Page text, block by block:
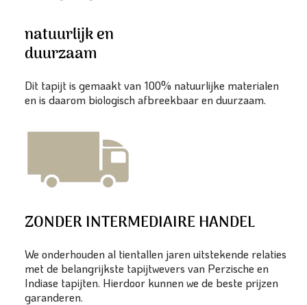
natuurlijk en
duurzaam
Dit tapijt is gemaakt van 100% natuurlijke materialen
en is daarom biologisch afbreekbaar en duurzaam.
ZONDER INTERMEDIAIRE HANDEL
We onderhouden al tientallen jaren uitstekende relaties
met de belangrijkste tapijtwevers van Perzische en
Indiase tapijten. Hierdoor kunnen we de beste prijzen
garanderen.